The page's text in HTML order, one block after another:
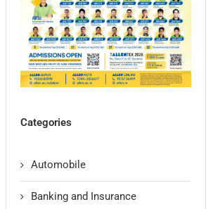
Categories
Automobile
Banking and Insurance